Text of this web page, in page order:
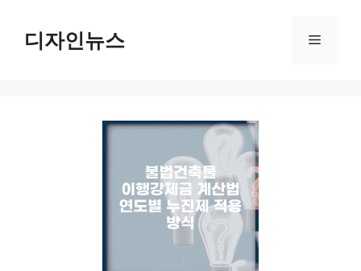
디자인뉴스 메